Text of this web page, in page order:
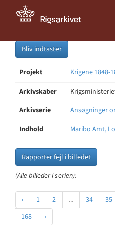
Bliv indtaster
Projekt
Krigene 1848-
Arkivskaber
Arkivserie
Ansøgninger
Indhold
Maribo Amt,
Rapporter fejl i billedet
(Alle billeder i serien):
‹ 1 2 ... 34 35
168
›